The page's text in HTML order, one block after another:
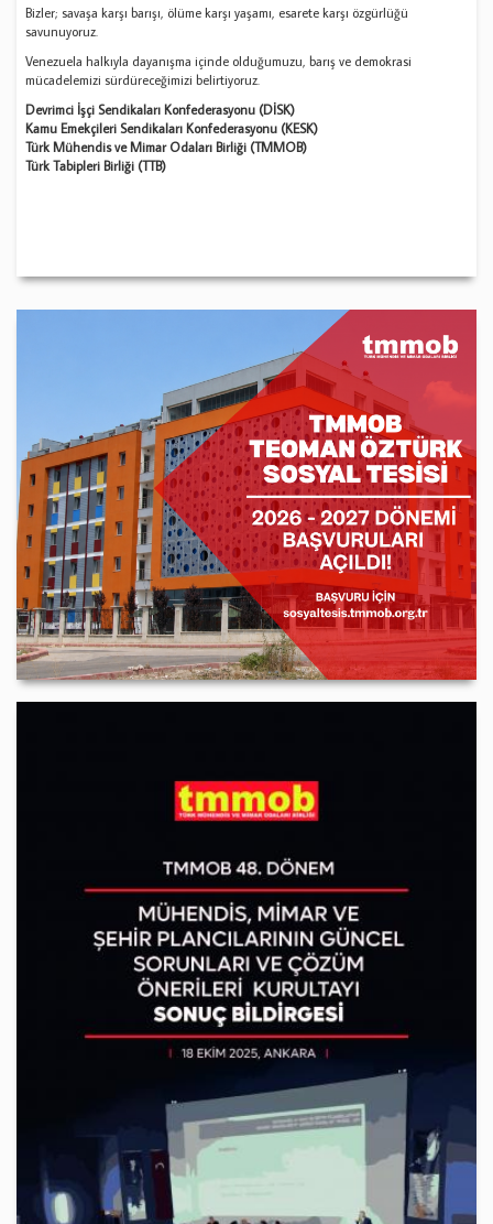
Bizler; savaşa karşı barışı, ölüme karşı yaşamı, esarete karşı özgürlüğü
savunuyoruz.
Venezuela halkıyla dayanışma içinde olduğumuzu, barış ve demokrasi
mücadelemizi sürdüreceğimizi belirtiyoruz.
Devrimci İşçi Sendikaları Konfederasyonu (DİSK)
Kamu Emekçileri Sendikaları Konfederasyonu (KESK)
Türk Mühendis ve Mimar Odaları Birliği (TMMOB)
Türk Tabipleri Birliği (TTB)